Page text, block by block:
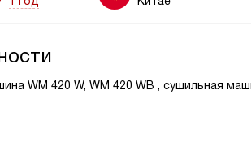
WM 420 W, WM 420 WB , сушильная